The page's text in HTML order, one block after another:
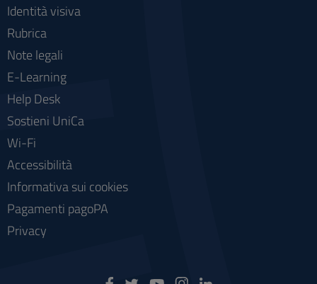
Identità visiva
Rubrica
Note legali
E-Learning
Help Desk
Sostieni UniCa
Wi-Fi
Accessibilità
Informativa sui cookies
Pagamenti pagoPA
Privacy